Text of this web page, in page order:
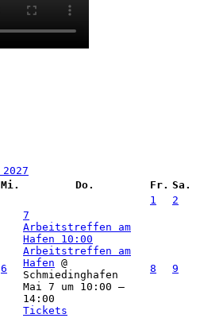
2027
Mi. Do. Fr. Sa.
1
2
6
7
Arbeitstreffen am
Hafen 10:00
Arbeitstreffen am
Hafen @
Schmiedinghafen
Mai 7 um 10:00 –
14:00
Tickets
8 9